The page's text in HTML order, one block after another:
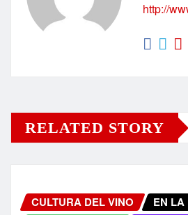
http://
RELATED STORY
CULTURA DEL VINO EN LA